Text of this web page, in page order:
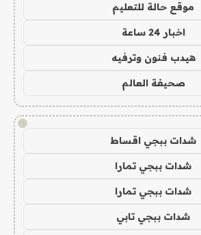
موقع حالة للتعليم
اخبار 24 ساعة
هيدب فنون وترفيه
صحيفة العالم
!
شدات ببجي اقساط
شدات ببجي تمارا
شدات ببجي تمارا
شدات ببجي تابي